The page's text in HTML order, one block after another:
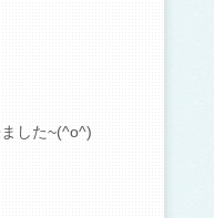
した~(^o^)